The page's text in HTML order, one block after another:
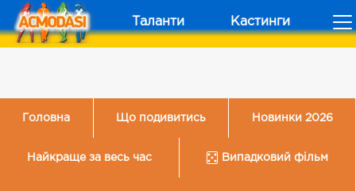
Таланти Кастинги
Головна Що подивитись Новинки 2026
Найкраще за весь час Випадковий фільм